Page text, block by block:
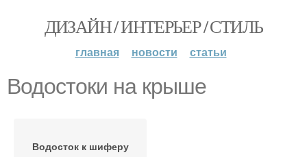
ДИЗАЙН / ИНТЕРЬЕР / СТИЛЬ
главная новости статьи
Водостоки на крыше
Водосток к шиферу